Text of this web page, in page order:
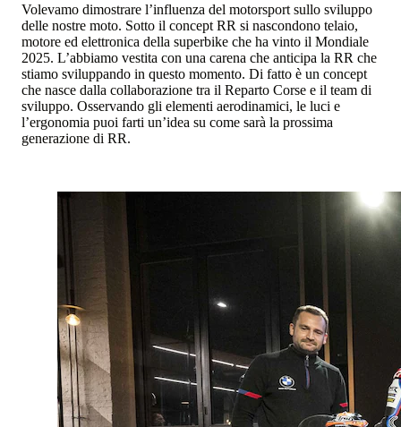
Volevamo dimostrare l’influenza del motorsport sullo sviluppo
delle nostre moto. Sotto il concept RR si nascondono telaio,
motore ed elettronica della superbike che ha vinto il Mondiale
2025. L’abbiamo vestita con una carena che anticipa la RR che
stiamo sviluppando in questo momento. Di fatto è un concept
che nasce dalla collaborazione tra il Reparto Corse e il team di
sviluppo. Osservando gli elementi aerodinamici, le luci e
l’ergonomia puoi farti un’idea su come sarà la prossima
generazione di RR.